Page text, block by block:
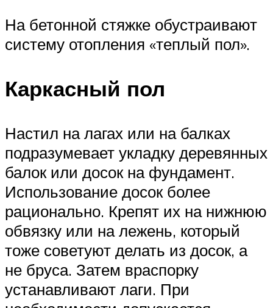
На бетонной стяжке обустраивают
систему отопления «теплый пол».
Каркасный пол
Настил на лагах или на балках
подразумевает укладку деревянных
балок или досок на фундамент.
Использование досок более
рационально. Крепят их на нижнюю
обвязку или на лежень, который
тоже советуют делать из досок, а
не бруса. Затем враспорку
устанавливают лаги. При